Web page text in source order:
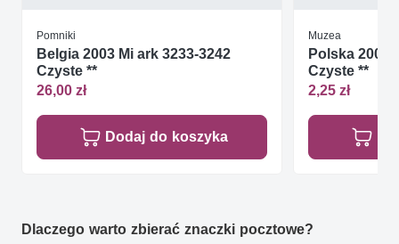
Pomniki
Belgia 2003 Mi ark 3233-3242
Czyste **
26,00 zł
Dodaj do koszyka
Muzea
Polska 2001
Czyste **
2,25 zł
Dlaczego warto zbierać znaczki pocztowe?